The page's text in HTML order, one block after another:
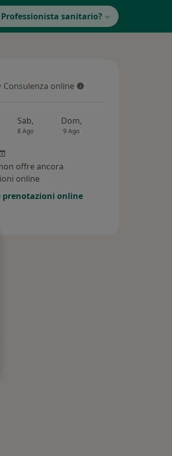
sanitario?
online
Consulenza online
Sab,
8 Ago
Dom,
9 Ago
offre ancora
online
prenotazioni online